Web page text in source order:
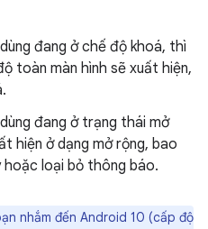
đang ở chế độ khoá, thì
toàn màn hình sẽ xuất hiện,
đang ở trạng thái mở
hiện ở dạng mở rộng, bao
hoặc loại bỏ thông báo.
nhắm đến Android 10 (cấp độ